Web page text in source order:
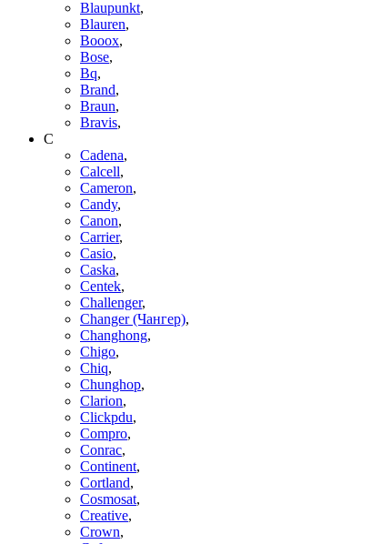
Blaupunkt,
Blauren,
Booox,
Bose,
Bq,
Brand,
Braun,
Bravis,
C
Cadena,
Calcell,
Cameron,
Candy,
Canon,
Carrier,
Casio,
Caska,
Centek,
Challenger,
Changer (Чангер),
Changhong,
Chigo,
Chiq,
Chunghop,
Clarion,
Clickpdu,
Compro,
Conrac,
Continent,
Cortland,
Cosmosat,
Creative,
Crown,